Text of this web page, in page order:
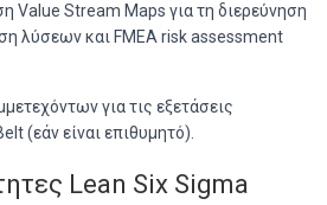
Value Stream Maps για τη διερεύνηση
λύσεων και FMEA risk assessment
για τις εξετάσεις
(εάν είναι επιθυμητό).
Lean Six Sigma